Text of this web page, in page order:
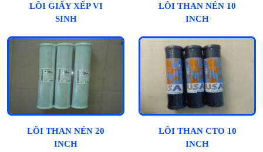
LÕI GIẤY XẾP VI
SINH
LÕI THAN NÉN 10
INCH
LÕI THAN NÉN 20
INCH
LÕI THAN CTO 10
INCH